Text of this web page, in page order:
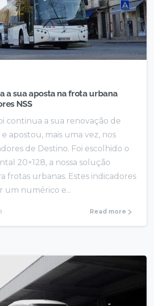
a sua aposta na frota urbana
NSS
continua a sua renovação de
apostou, mais uma vez, nos
de Destino. Foi escolhido o
20×128, a nossa solução
frotas urbanas. Estes indicadores
um numérico e...
Read more